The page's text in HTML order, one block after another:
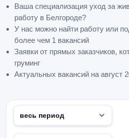
Ваша специализация уход за
работу в Белгороде?
У нас можно найти работу или
более чем 1 вакансий
Заявки от прямых заказчиков,
груминг
Актуальных вакансий на август